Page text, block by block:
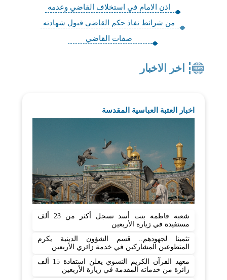
اذن الامام في استخلاف القاضي وعدمه
من شرائط نفاذ حكم القاضي قبول شهادته
صفات القاضي
اخر الاخبار
اخبار العتبة العباسية المقدسة
شعبة فاطمة بنت أسد تسجل أكثر من 23 ألف
مستفيدة في زيارة الأربعين
تثمينا لجهودهم.. قسم الشؤون الدينية يكرم
المتطوعين المشاركين في خدمة زائري الأربعين
معهد القرآن الكريم النسوي يعلن استفادة 15 ألف
زائرة من خدماته المقدمة في زيارة الأربعين